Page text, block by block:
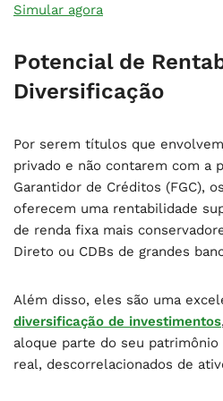
Simular agora
Potencial de
Diversificação
Por serem títulos que
privado e não contarem com a
Garantidor de Créditos (FGC),
oferecem uma rentabilidade
de renda fixa mais
Direto ou CDBs de grandes
Além disso, eles são uma
diversificação de investimentos
aloque parte do seu
real, descorrelacionados de